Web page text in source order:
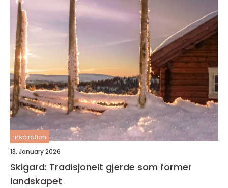
inspiration
13. January 2026
Skigard: Tradisjonelt gjerde som former
landskapet